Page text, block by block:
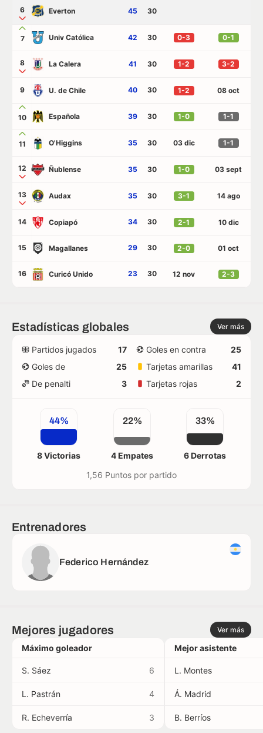
6 Everton 45 30
7 Univ Católica 42 30 0-3 0-1
8 La Calera 41 30 1-2 3-2
9 U. de Chile 40 30 1-2 08 oct
10 Española 39 30 1-0 1-1
11 O'Higgins 35 30 03 dic 1-1
12 Ñublense 35 30 1-0 03 sept
13 Audax 35 30 3-1 14 ago
14 Copiapó 34 30 2-1 10 dic
15 Magallanes 29 30 2-0 01 oct
16 Curicó Unido 23 30 12 nov 2-3
Estadísticas globales Ver más
Partidos jugados 17 Goles en contra
25
Goles de
25 Tarjetas amarillas
41
De penalti
3 Tarjetas rojas 2
44%
8 Victorias
22%
4 Empates
33%
6 Derrotas
1,56 Puntos por partido
Entrenadores
Federico Hernández
Mejores jugadores Ver más
Máximo goleador
S. Sáez 6
L. Pastrán 4
R. Echeverría 3
Mejor asistente
L. Montes
Á. Madrid
B. Berríos